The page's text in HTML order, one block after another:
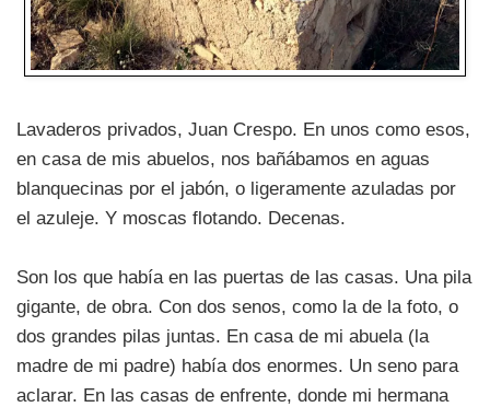
Lavaderos privados, Juan Crespo. En unos como esos,
en casa de mis abuelos, nos bañábamos en aguas
blanquecinas por el jabón, o ligeramente azuladas por
el azuleje. Y moscas flotando. Decenas.
Son los que había en las puertas de las casas. Una pila
gigante, de obra. Con dos senos, como la de la foto, o
dos grandes pilas juntas. En casa de mi abuela (la
madre de mi padre) había dos enormes. Un seno para
aclarar. En las casas de enfrente, donde mi hermana